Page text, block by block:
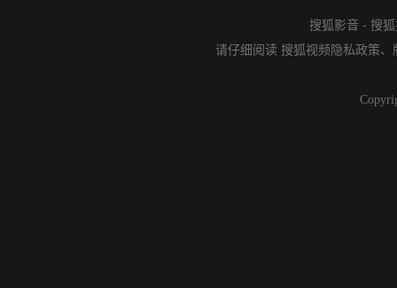
搜狐影音 - 搜
请仔细阅读 搜狐视频隐私政策、